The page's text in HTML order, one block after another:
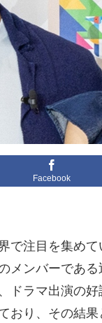
Facebook
で注目を集めて
メンバーである
ドラマ出演の
おり、その結